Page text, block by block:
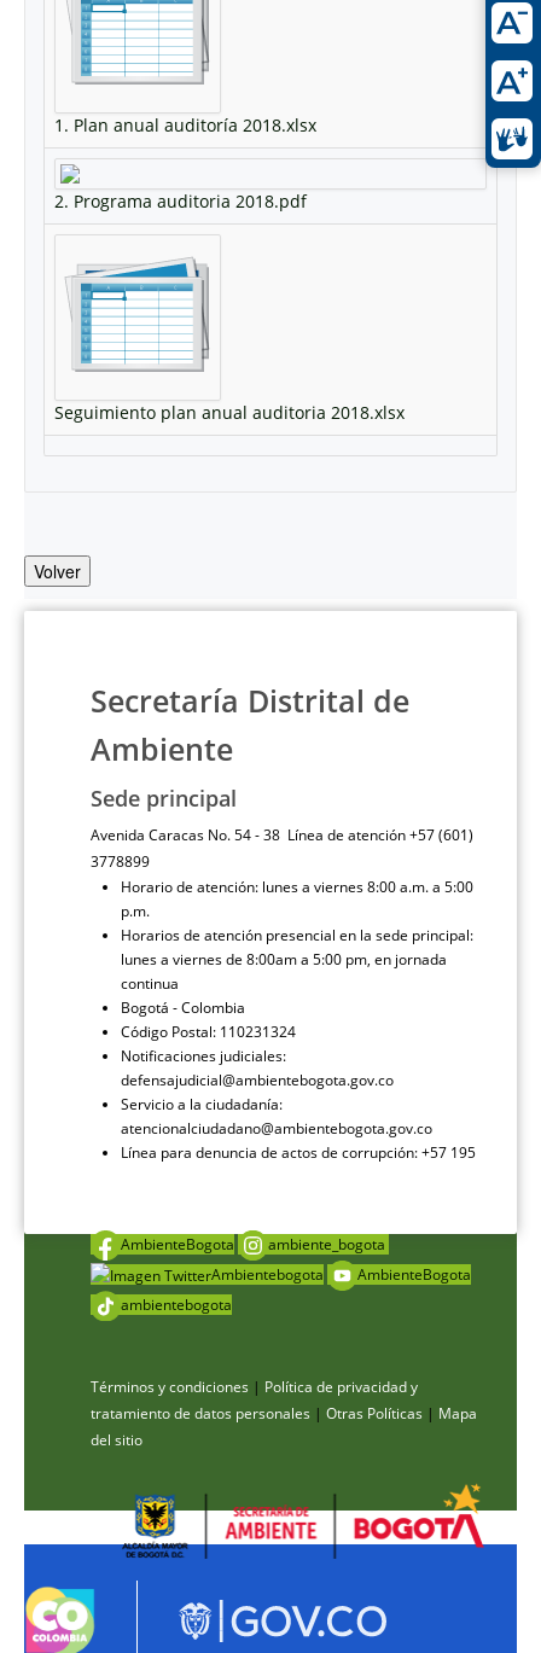
1. Plan anual auditoría 2018.xlsx
2. Programa auditoria 2018.pdf
Seguimiento plan anual auditoria 2018.xlsx
Volver
Secretaría Distrital de
Ambiente
Sede principal
Avenida Caracas No. 54 - 38 Línea de atención +57 (601)
3778899
Horario de atención: lunes a viernes 8:00 a.m. a 5:00
p.m.
Horarios de atención presencial en la sede principal:
lunes a viernes de 8:00am a 5:00 pm, en jornada
continua
Bogotá - Colombia
Código Postal: 110231324
Notificaciones judiciales:
defensajudicial@ambientebogota.gov.co
Servicio a la ciudadanía:
atencionalciudadano@ambientebogota.gov.co
Línea para denuncia de actos de corrupción: +57 195
AmbienteBogota
ambiente_bogota
Ambientebogota
AmbienteBogota
ambientebogota
Términos y condiciones | Política de privacidad y
tratamiento de datos personales | Otras Políticas | Mapa
del sitio